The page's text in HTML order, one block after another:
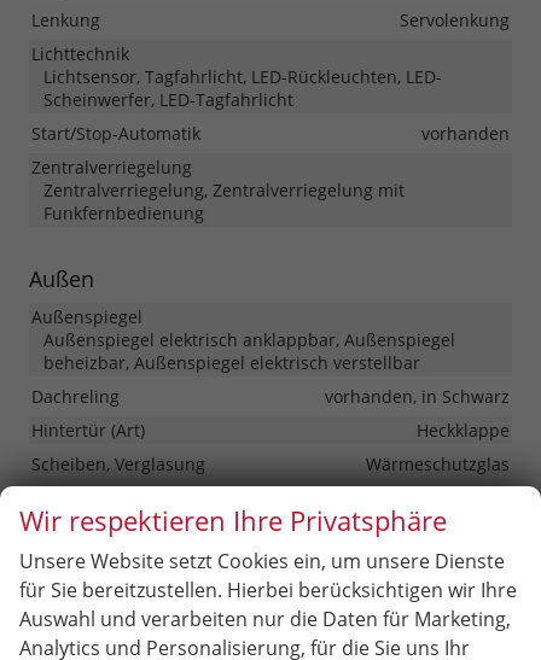
Lenkung
Servolenkung
Lichttechnik
Lichtsensor, Tagfahrlicht, LED-Rückleuchten, LED-
Scheinwerfer, LED-Tagfahrlicht
Start/Stop-Automatik
vorhanden
Zentralverriegelung
Zentralverriegelung, Zentralverriegelung mit
Funkfernbedienung
Außen
Außenspiegel
Außenspiegel elektrisch anklappbar, Außenspiegel
beheizbar, Außenspiegel elektrisch verstellbar
Dachreling
vorhanden, in Schwarz
Hintertür (Art)
Heckklappe
Scheiben, Verglasung
Wärmeschutzglas
Räder & Technik
Antriebsachse
Frontantrieb
Fahrwerk- und Regelungssysteme
Antiblockiersystem (ABS), Antischlupfregelung (ASR),
Elektronisches Stabilitäts-Programm (ESP),
Wir respektieren Ihre Privatsphäre
Unsere Website setzt Cookies ein, um unsere Dienste
für Sie bereitzustellen. Hierbei berücksichtigen wir Ihre
Auswahl und verarbeiten nur die Daten für Marketing,
Analytics und Personalisierung, für die Sie uns Ihr